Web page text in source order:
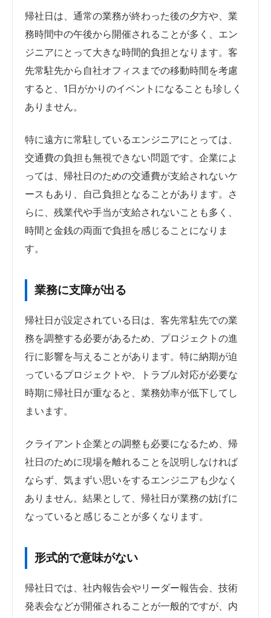
帰社日は、通常の業務が終わった後の夕方や、業
務時間中の午後から開催されることが多く、エン
ジニアにとって大きな時間的負担となります。客
先常駐先から自社オフィスまでの移動時間を考慮
すると、1日がかりのイベントになることも珍しく
ありません。
特に遠方に常駐しているエンジニアにとっては、
交通費の負担も無視できない問題です。企業によ
っては、帰社日のための交通費が支給されないケ
ースもあり、自己負担となることがあります。さ
らに、残業代や手当が支給されないことも多く、
時間と金銭の両面で負担を感じることになりま
す。
業務に支障が出る
帰社日が設定されている日は、客先常駐先での業
務を調整する必要があるため、プロジェクトの進
行に影響を与えることがあります。特に納期が迫
っているプロジェクトや、トラブル対応が必要な
時期に帰社日が重なると、業務効率が低下してし
まいます。
クライアント企業との調整も必要になるため、帰
社日のために現場を離れることを説明しなければ
ならず、気まずい思いをするエンジニアも少なく
ありません。結果として、帰社日が業務の妨げに
なっていると感じることが多くなります。
形式的で意味がない
帰社日では、社内報告会やリーダー報告会、技術
発表会などが開催されることが一般的ですが、内